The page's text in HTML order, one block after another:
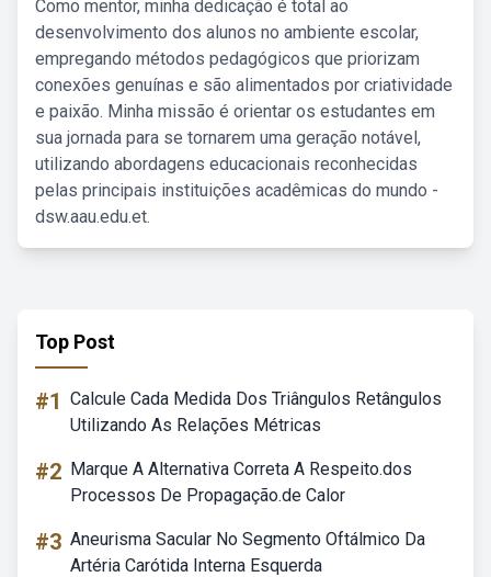
Como mentor, minha dedicação é total ao
desenvolvimento dos alunos no ambiente escolar,
empregando métodos pedagógicos que priorizam
conexões genuínas e são alimentados por criatividade
e paixão. Minha missão é orientar os estudantes em
sua jornada para se tornarem uma geração notável,
utilizando abordagens educacionais reconhecidas
pelas principais instituições acadêmicas do mundo -
dsw.aau.edu.et.
Top Post
#1 Calcule Cada Medida Dos Triângulos Retângulos
Utilizando As Relações Métricas
#2 Marque A Alternativa Correta A Respeito.dos
Processos De Propagação.de Calor
#3 Aneurisma Sacular No Segmento Oftálmico Da
Artéria Carótida Interna Esquerda